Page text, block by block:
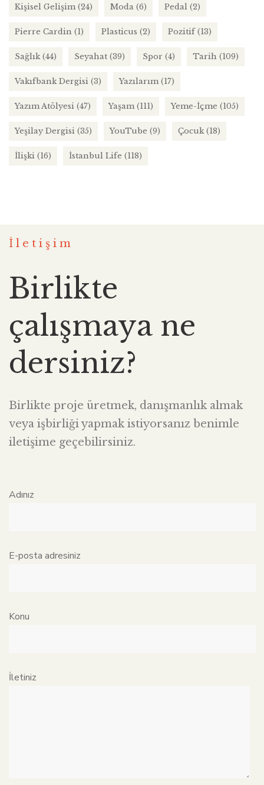
Kişisel Gelişim (24) Moda (6) Pedal (2)
Pierre Cardin (1) Plasticus (2) Pozitif(13)
Sağlık(44) Seyahat (39) Spor (4) Tarih (109)
Vakıfbank Dergisi (3) Yazılarım (17)
Yazım Atölyesi (47) Yaşam (111) Yeme-İçme (105)
Yeşilay Dergisi (35) YouTube (9) Çocuk(18)
İlişki (16) İstanbul Life (118)
İletişim
Birlikte
çalışmaya ne
dersiniz?
Birlikte proje üretmek, danışmanlık almak
veya işbirliği yapmak istiyorsanız benimle
iletişime geçebilirsiniz.
Adınız
E-posta adresiniz
Konu
İletiniz